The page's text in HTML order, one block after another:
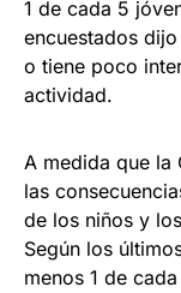
1 de cada 5
encuestados
o tiene poco
actividad.
A medida que la
las
de los niños y
Según los
menos 1 de